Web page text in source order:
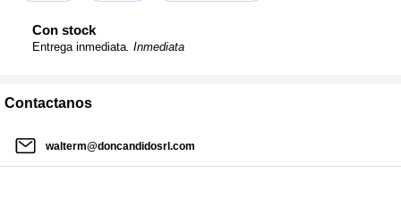
Con stock
Entrega inmediata . Inmediata
Contactanos
walterm@doncandidosrl.com